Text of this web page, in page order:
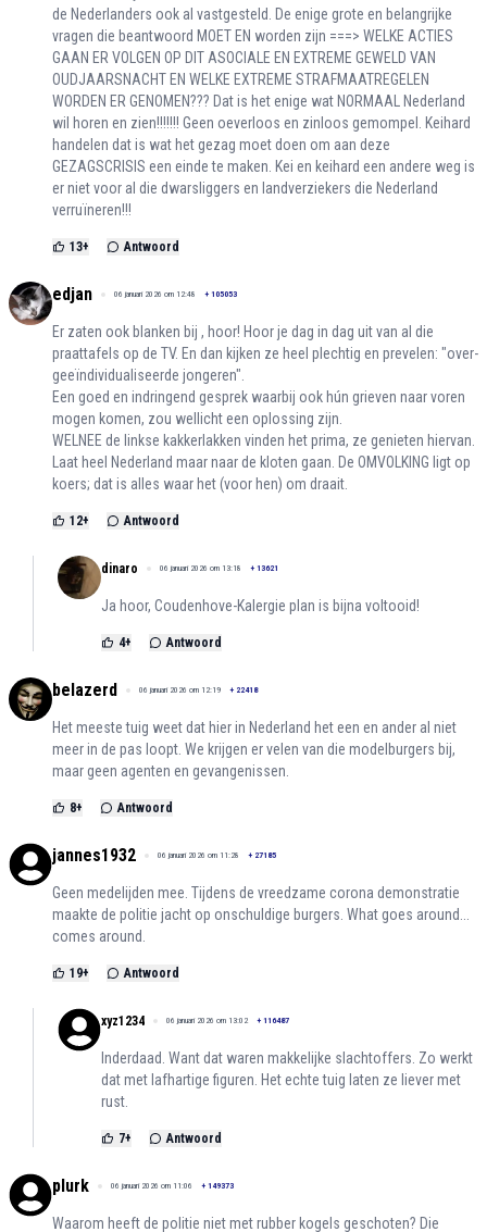
de Nederlanders ook al vastgesteld. De enige grote en belangrijke
vragen die beantwoord MOET EN worden zijn ===> WELKE ACTIES
GAAN ER VOLGEN OP DIT ASOCIALE EN EXTREME GEWELD VAN
OUDJAARSNACHT EN WELKE EXTREME STRAFMAATREGELEN
WORDEN ER GENOMEN??? Dat is het enige wat NORMAAL Nederland
wil horen en zien!!!!!!! Geen oeverloos en zinloos gemompel. Keihard
handelen dat is wat het gezag moet doen om aan deze
GEZAGSCRISIS een einde te maken. Kei en keihard een andere weg is
er niet voor al die dwarsliggers en landverziekers die Nederland
verruïneren!!!
13+ Antwoord
edjan 06 januari 2026 om 12:48 + 105053
Er zaten ook blanken bij , hoor! Hoor je dag in dag uit van al die
praattafels op de TV. En dan kijken ze heel plechtig en prevelen: "over-
geeïndividualiseerde jongeren".
Een goed en indringend gesprek waarbij ook hún grieven naar voren
mogen komen, zou wellicht een oplossing zijn.
WELNEE de linkse kakkerlakken vinden het prima, ze genieten hiervan.
Laat heel Nederland maar naar de kloten gaan. De OMVOLKING ligt op
koers; dat is alles waar het (voor hen) om draait.
12+ Antwoord
dinaro 06 januari 2026 om 13:18 + 13621
Ja hoor, Coudenhove-Kalergie plan is bijna voltooid!
4+ Antwoord
belazerd 06 januari 2026 om 12:19 + 22418
Het meeste tuig weet dat hier in Nederland het een en ander al niet
meer in de pas loopt. We krijgen er velen van die modelburgers bij,
maar geen agenten en gevangenissen.
8+ Antwoord
jannes1932 06 januari 2026 om 11:28 + 27185
Geen medelijden mee. Tijdens de vreedzame corona demonstratie
maakte de politie jacht op onschuldige burgers. What goes around...
comes around.
19+ Antwoord
xyz1234 06 januari 2026 om 13:02 + 116487
Inderdaad. Want dat waren makkelijke slachtoffers. Zo werkt
dat met lafhartige figuren. Het echte tuig laten ze liever met
rust.
7+ Antwoord
plurk 06 januari 2026 om 11:06 + 149373
Waarom heeft de politie niet met rubber kogels geschoten? Die